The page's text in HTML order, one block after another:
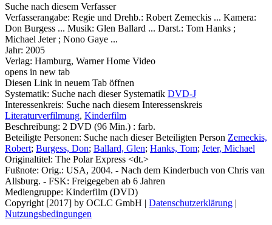
Suche nach diesem Verfasser
Verfasserangabe: Regie und Drehb.: Robert Zemeckis ... Kamera:
Don Burgess ... Musik: Glen Ballard ... Darst.: Tom Hanks ;
Michael Jeter ; Nono Gaye ...
Jahr: 2005
Verlag: Hamburg, Warner Home Video
opens in new tab
Diesen Link in neuem Tab öffnen
Systematik: Suche nach dieser Systematik DVD-J
Interessenkreis: Suche nach diesem Interessenskreis
Literaturverfilmung, Kinderfilm
Beschreibung: 2 DVD (96 Min.) : farb.
Beteiligte Personen: Suche nach dieser Beteiligten Person Zemeckis,
Robert; Burgess, Don; Ballard, Glen; Hanks, Tom; Jeter, Michael
Originaltitel: The Polar Express <dt.>
Fußnote: Orig.: USA, 2004. - Nach dem Kinderbuch von Chris van
Allsburg. - FSK: Freigegeben ab 6 Jahren
Mediengruppe: Kinderfilm (DVD)
Copyright [2017] by OCLC GmbH | Datenschutzerklärung |
Nutzungsbedingungen